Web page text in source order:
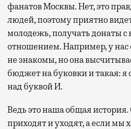
фанатов Москвы. Нет, это
людей, поэтому приятно
молодежь, получать донаты
отношением. Например, у
не знакомы, но она
бюджет на буковки и такая: я
над буквой И.
Ведь это наша общая
приходят и уходят, а если мы